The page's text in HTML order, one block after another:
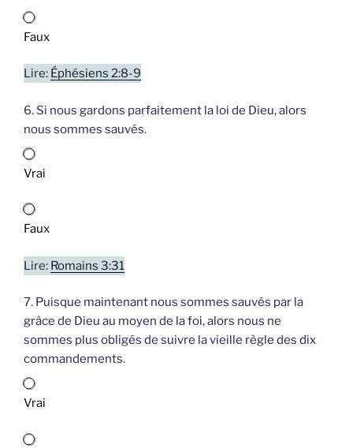
Faux
Lire: Éphésiens 2:8-9
6. Si nous gardons parfaitement la loi de Dieu, alors
nous sommes sauvés.
Vrai
Faux
Lire: Romains 3:31
7. Puisque maintenant nous sommes sauvés par la
grâce de Dieu au moyen de la foi, alors nous ne
sommes plus obligés de suivre la vieille règle des dix
commandements.
Vrai